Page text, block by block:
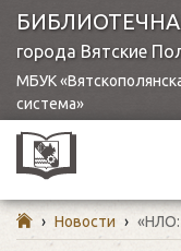
города Вятские
МБУК
система»
› Новости › «НЛО: